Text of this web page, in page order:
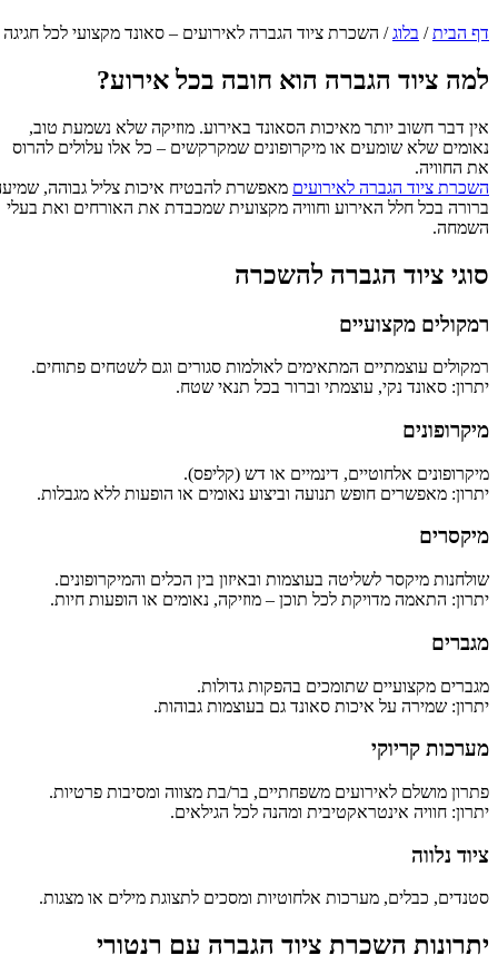
דף הבית/בלוג/השכרת ציוד הגברה לאירועים – סאונד מקצועי לכל חגיגה
למה ציוד הגברה הוא חובה בכל אירוע?
אין דבר חשוב יותר מאיכות הסאונד באירוע. מוזיקה שלא נשמעת טוב,
נאומים שלא שומעים או מיקרופונים שמקרקשים – כל אלו עלולים להרוס
את החוויה.
השכרת ציוד הגברה לאירועיםמאפשרת להבטיח איכות צליל גבוהה, שמיעה
ברורה בכל חלל האירוע וחוויה מקצועית שמכבדת את האורחים ואת בעלי
השמחה.
סוגי ציוד הגברה להשכרה
רמקולים מקצועיים
רמקולים עוצמתיים המתאימים לאולמות סגורים וגם לשטחים פתוחים.
יתרון: סאונד נקי, עוצמתי וברור בכל תנאי שטח.
מיקרופונים
מיקרופונים אלחוטיים, דינמיים או דש (קליפס).
יתרון: מאפשרים חופש תנועה וביצוע נאומים או הופעות ללא מגבלות.
מיקסרים
שולחנות מיקסר לשליטה בעוצמות ובאיזון בין הכלים והמיקרופונים.
יתרון: התאמה מדויקת לכל תוכן – מוזיקה, נאומים או הופעות חיות.
מגברים
מגברים מקצועיים שתומכים בהפקות גדולות.
יתרון: שמירה על איכות סאונד גם בעוצמות גבוהות.
מערכות קריוקי
פתרון מושלם לאירועים משפחתיים, בר/בת מצווה ומסיבות פרטיות.
יתרון: חוויה אינטראקטיבית ומהנה לכל הגילאים.
ציוד נלווה
סטנדים, כבלים, מערכות אלחוטיות ומסכים לתצוגת מילים או מצגות.
יתרונות השכרת ציוד הגברה עם רנטורי